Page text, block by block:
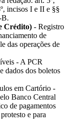
incisos I e II e §§
B.
Crédito) - Registro
de
das operações de
- A PCR
dados dos boletos
em Cartório -
Banco Central
de pagamentos
e para